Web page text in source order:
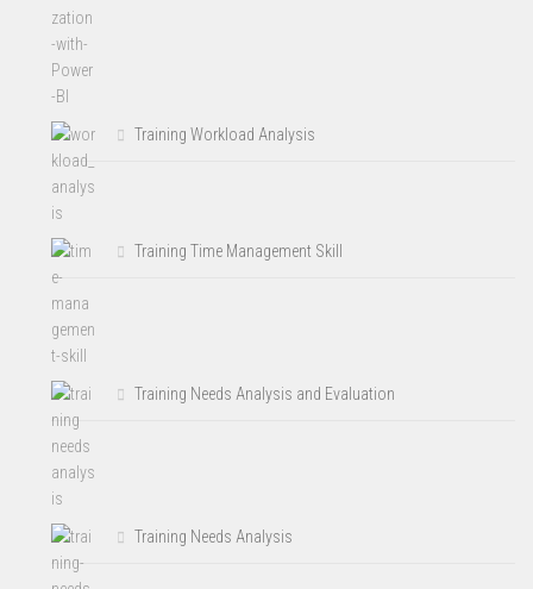
Training Workload Analysis
Training Time Management Skill
Training Needs Analysis and Evaluation
Training Needs Analysis